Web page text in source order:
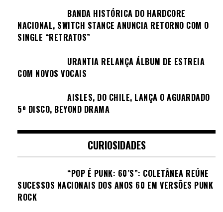
BANDA HISTÓRICA DO HARDCORE
NACIONAL, SWITCH STANCE ANUNCIA RETORNO COM O
SINGLE “RETRATOS”
URANTIA RELANÇA ÁLBUM DE ESTREIA
COM NOVOS VOCAIS
AISLES, DO CHILE, LANÇA O AGUARDADO
5º DISCO, BEYOND DRAMA
CURIOSIDADES
“POP É PUNK: 60’S”: COLETÂNEA REÚNE
SUCESSOS NACIONAIS DOS ANOS 60 EM VERSÕES PUNK
ROCK